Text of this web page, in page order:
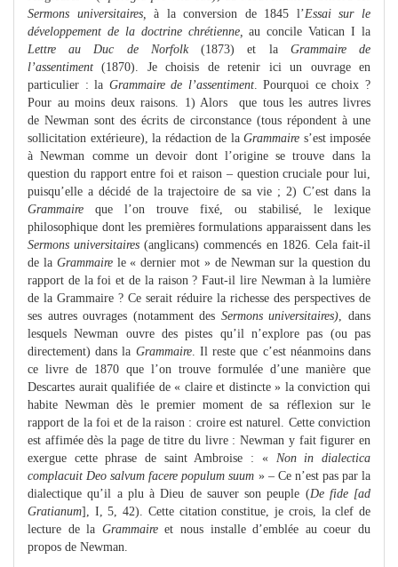
Sermons universitaires,
à la conversion de 1845 l’Essai sur le
développement de la doctrine chrétienne,
au concile Vatican I la
Lettre au Duc de Norfolk(1873) et la Grammaire de
l’assentiment(1870). Je choisis de retenir ici un ouvrage en
particulier : la Grammaire de l’assentiment. Pourquoi ce choix ?
Pour au moins deux raisons. 1) Alors que tous les autres livres
de Newman sont des écrits de circonstance (tous répondent à une
sollicitation extérieure), la rédaction de la Grammaire s’est imposée
à Newman comme un devoir dont l’origine se trouve dans la
question du rapport entre foi et raison – question cruciale pour lui,
puisqu’elle a décidé de la trajectoire de sa vie ; 2) C’est dans la
Grammaire que l’on trouve fixé, ou stabilisé, le lexique
philosophique dont les premières formulations apparaissent dans les
Sermons universitaires (anglicans) commencés en 1826. Cela fait-il
de la Grammaire le « dernier mot » de Newman sur la question du
rapport de la foi et de la raison ? Faut-il lire Newman à la lumière
de la Grammaire ? Ce serait réduire la richesse des perspectives de
ses autres ouvrages (notamment des Sermons universitaires) , dans
lesquels Newman ouvre des pistes qu’il n’explore pas (ou pas
directement) dans la Grammaire. Il reste que c’est néanmoins dans
ce livre de 1870 que l’on trouve formulée d’une manière que
Descartes aurait qualifiée de « claire et distincte » la conviction qui
habite Newman dès le premier moment de sa réflexion sur le
rapport de la foi et de la raison : croire est naturel. Cette conviction
est affimée dès la page de titre du livre : Newman y fait figurer en
exergue cette phrase de saint Ambroise : « Non in dialectica
complacuit Deo salvum facere populum suum » – Ce n’est pas par la
dialectique qu’il a plu à Dieu de sauver son peuple (De fide [ad
Gratianum], I, 5, 42). Cette citation constitue, je crois, la clef de
lecture de la Grammaireet nous installe d’emblée au coeur du
propos de Newman.